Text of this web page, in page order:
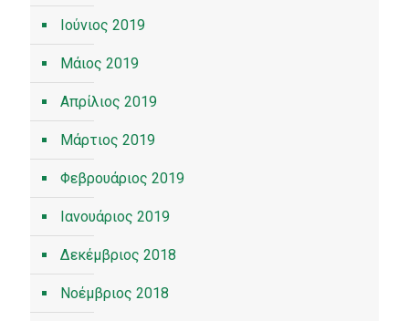
Ιούνιος 2019
Μάιος 2019
Απρίλιος 2019
Μάρτιος 2019
Φεβρουάριος 2019
Ιανουάριος 2019
Δεκέμβριος 2018
Νοέμβριος 2018